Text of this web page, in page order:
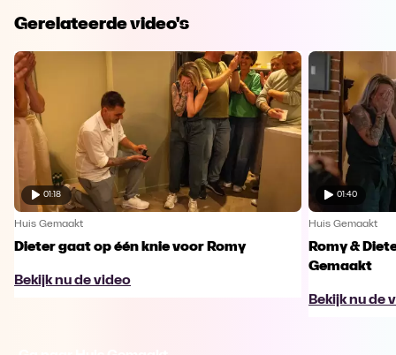
Gerelateerde video's
01:18
Huis Gemaakt
Dieter gaat op één knie voor Romy
Bekijk nu de video
01:40
Huis Gemaakt
Romy &
Gemaakt
Bekijk nu de